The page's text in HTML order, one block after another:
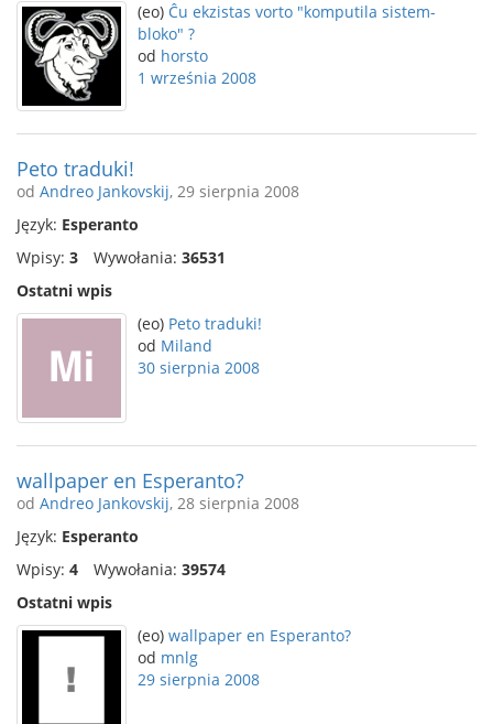
(eo) Ĉu ekzistas vorto "komputila sistem-
bloko" ?
od horsto
1 września 2008
Peto traduki!
od Andreo Jankovskij, 29 sierpnia 2008
Język: Esperanto
Wpisy: 3 Wywołania: 36531
Ostatni wpis
(eo) Peto traduki!
od Miland
30 sierpnia 2008
wallpaper en Esperanto?
od Andreo Jankovskij, 28 sierpnia 2008
Język: Esperanto
Wpisy: 4 Wywołania: 39574
Ostatni wpis
(eo) wallpaper en Esperanto?
od mnlg
29 sierpnia 2008